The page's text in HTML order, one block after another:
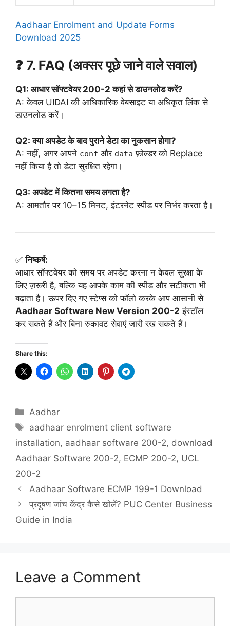
Aadhaar Enrolment and Update Forms
Download 2025
❓ 7. FAQ (अक्सर पूछे जाने वाले सवाल)
Q1: आधार सॉफ्टवेयर 200-2 कहां से डाउनलोड करें?
A: केवल UIDAI की आधिकारिक वेबसाइट या अधिकृत लिंक से
डाउनलोड करें।
Q2: क्या अपडेट के बाद पुराने डेटा का नुकसान होगा?
A: नहीं, अगर आपने conf और data फ़ोल्डर को Replace
नहीं किया है तो डेटा सुरक्षित रहेगा।
Q3: अपडेट में कितना समय लगता है?
A: आमतौर पर 10–15 मिनट, इंटरनेट स्पीड पर निर्भर करता है।
✅निष्कर्ष:
आधार सॉफ्टवेयर को समय पर अपडेट करना न केवल सुरक्षा के
लिए ज़रूरी है, बल्कि यह आपके काम की स्पीड और सटीकता भी
बढ़ाता है। ऊपर दिए गए स्टेप्स को फॉलो करके आप आसानी से
Aadhaar Software New Version 200-2 इंस्टॉल
कर सकते हैं और बिना रुकावट सेवाएं जारी रख सकते हैं।
Share this:
Categories
Aadhar
Tags
aadhaar enrolment client software
installation, aadhaar software 200-2, download
Aadhaar Software 200-2, ECMP 200-2, UCL
200-2
Aadhaar Software ECMP 199-1 Download
प्रदूषण जांच केंद्र कैसे खोलें? PUC Center Business
Guide in India
Leave a Comment